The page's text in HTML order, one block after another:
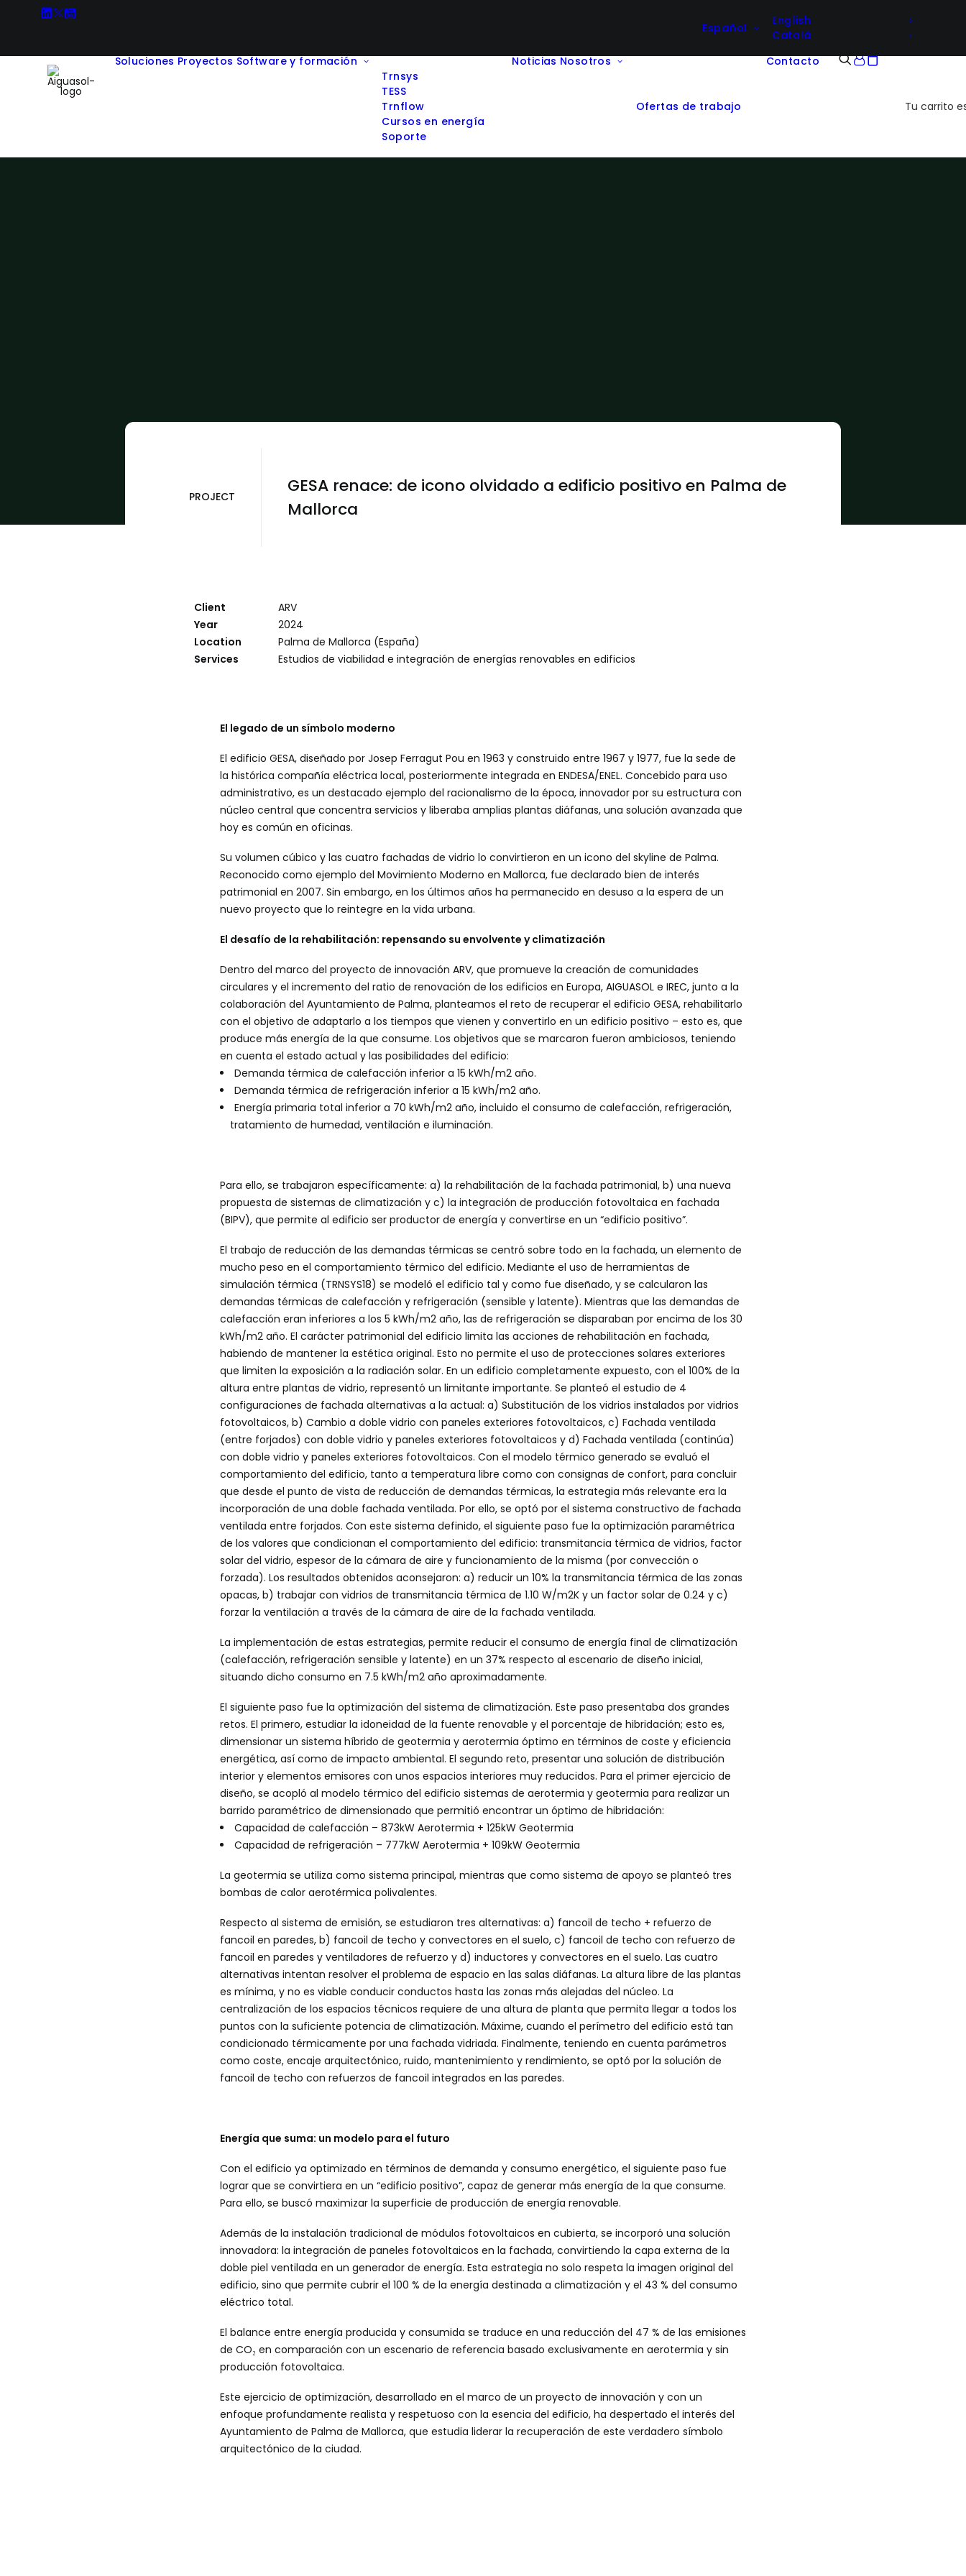
Español
English
Català
Soluciones Proyectos Software y formación
Trnsys
TESS
Trnflow
Cursos en energía
Soporte
Noticias Nosotros
Ofertas de trabajo
Contacto
Tu carrito
PROJECT
GESA renace: de icono olvidado a edificio positivo en Palma de
Mallorca
Client
ARV
Year
2024
Location
Palma de Mallorca (España)
Services
Estudios de viabilidad e integración de energías renovables en edificios
El legado de un símbolo moderno
El edificio GESA, diseñado por Josep Ferragut Pou en 1963 y construido entre 1967 y 1977, fue la sede de
la histórica compañía eléctrica local, posteriormente integrada en ENDESA/ENEL. Concebido para uso
administrativo, es un destacado ejemplo del racionalismo de la época, innovador por su estructura con
núcleo central que concentra servicios y liberaba amplias plantas diáfanas, una solución avanzada que
hoy es común en oficinas.
Su volumen cúbico y las cuatro fachadas de vidrio lo convirtieron en un icono del skyline de Palma.
Reconocido como ejemplo del Movimiento Moderno en Mallorca, fue declarado bien de interés
patrimonial en 2007. Sin embargo, en los últimos años ha permanecido en desuso a la espera de un
nuevo proyecto que lo reintegre en la vida urbana.
El desafío de la rehabilitación: repensando su envolvente y climatización
Dentro del marco del proyecto de innovación ARV, que promueve la creación de comunidades
circulares y el incremento del ratio de renovación de los edificios en Europa, AIGUASOL e IREC, junto a la
colaboración del Ayuntamiento de Palma, planteamos el reto de recuperar el edificio GESA, rehabilitarlo
con el objetivo de adaptarlo a los tiempos que vienen y convertirlo en un edificio positivo – esto es, que
produce más energía de la que consume. Los objetivos que se marcaron fueron ambiciosos, teniendo
en cuenta el estado actual y las posibilidades del edificio:
Demanda térmica de calefacción inferior a 15 kWh/m2 año.
Demanda térmica de refrigeración inferior a 15 kWh/m2 año.
Energía primaria total inferior a 70 kWh/m2 año, incluido el consumo de calefacción, refrigeración,
tratamiento de humedad, ventilación e iluminación.
Para ello, se trabajaron específicamente: a) la rehabilitación de la fachada patrimonial, b) una nueva
propuesta de sistemas de climatización y c) la integración de producción fotovoltaica en fachada
(BIPV), que permite al edificio ser productor de energía y convertirse en un “edificio positivo”.
El trabajo de reducción de las demandas térmicas se centró sobre todo en la fachada, un elemento de
mucho peso en el comportamiento térmico del edificio. Mediante el uso de herramientas de
simulación térmica (TRNSYS18) se modeló el edificio tal y como fue diseñado, y se calcularon las
demandas térmicas de calefacción y refrigeración (sensible y latente). Mientras que las demandas de
calefacción eran inferiores a los 5 kWh/m2 año, las de refrigeración se disparaban por encima de los 30
kWh/m2 año. El carácter patrimonial del edificio limita las acciones de rehabilitación en fachada,
habiendo de mantener la estética original. Esto no permite el uso de protecciones solares exteriores
que limiten la exposición a la radiación solar. En un edificio completamente expuesto, con el 100% de la
altura entre plantas de vidrio, representó un limitante importante. Se planteó el estudio de 4
configuraciones de fachada alternativas a la actual: a) Substitución de los vidrios instalados por vidrios
fotovoltaicos, b) Cambio a doble vidrio con paneles exteriores fotovoltaicos, c) Fachada ventilada
(entre forjados) con doble vidrio y paneles exteriores fotovoltaicos y d) Fachada ventilada (continúa)
con doble vidrio y paneles exteriores fotovoltaicos. Con el modelo térmico generado se evaluó el
comportamiento del edificio, tanto a temperatura libre como con consignas de confort, para concluir
que desde el punto de vista de reducción de demandas térmicas, la estrategia más relevante era la
incorporación de una doble fachada ventilada. Por ello, se optó por el sistema constructivo de fachada
ventilada entre forjados. Con este sistema definido, el siguiente paso fue la optimización paramétrica
de los valores que condicionan el comportamiento del edificio: transmitancia térmica de vidrios, factor
solar del vidrio, espesor de la cámara de aire y funcionamiento de la misma (por convección o
forzada). Los resultados obtenidos aconsejaron: a) reducir un 10% la transmitancia térmica de las zonas
opacas, b) trabajar con vidrios de transmitancia térmica de 1.10 W/m2K y un factor solar de 0.24 y c)
forzar la ventilación a través de la cámara de aire de la fachada ventilada.
La implementación de estas estrategias, permite reducir el consumo de energía final de climatización
(calefacción, refrigeración sensible y latente) en un 37% respecto al escenario de diseño inicial,
situando dicho consumo en 7.5 kWh/m2 año aproximadamente.
El siguiente paso fue la optimización del sistema de climatización. Este paso presentaba dos grandes
retos. El primero, estudiar la idoneidad de la fuente renovable y el porcentaje de hibridación; esto es,
dimensionar un sistema híbrido de geotermia y aerotermia óptimo en términos de coste y eficiencia
energética, así como de impacto ambiental. El segundo reto, presentar una solución de distribución
interior y elementos emisores con unos espacios interiores muy reducidos. Para el primer ejercicio de
diseño, se acopló al modelo térmico del edificio sistemas de aerotermia y geotermia para realizar un
barrido paramétrico de dimensionado que permitió encontrar un óptimo de hibridación:
Capacidad de calefacción – 873kW Aerotermia + 125kW Geotermia
Capacidad de refrigeración – 777kW Aerotermia + 109kW Geotermia
La geotermia se utiliza como sistema principal, mientras que como sistema de apoyo se planteó tres
bombas de calor aerotérmica polivalentes.
Respecto al sistema de emisión, se estudiaron tres alternativas: a) fancoil de techo + refuerzo de
fancoil en paredes, b) fancoil de techo y convectores en el suelo, c) fancoil de techo con refuerzo de
fancoil en paredes y ventiladores de refuerzo y d) inductores y convectores en el suelo. Las cuatro
alternativas intentan resolver el problema de espacio en las salas diáfanas. La altura libre de las plantas
es mínima, y no es viable conducir conductos hasta las zonas más alejadas del núcleo. La
centralización de los espacios técnicos requiere de una altura de planta que permita llegar a todos los
puntos con la suficiente potencia de climatización. Máxime, cuando el perímetro del edificio está tan
condicionado térmicamente por una fachada vidriada. Finalmente, teniendo en cuenta parámetros
como coste, encaje arquitectónico, ruido, mantenimiento y rendimiento, se optó por la solución de
fancoil de techo con refuerzos de fancoil integrados en las paredes.
Energía que suma: un modelo para el futuro
Con el edificio ya optimizado en términos de demanda y consumo energético, el siguiente paso fue
lograr que se convirtiera en un “edificio positivo”, capaz de generar más energía de la que consume.
Para ello, se buscó maximizar la superficie de producción de energía renovable.
Además de la instalación tradicional de módulos fotovoltaicos en cubierta, se incorporó una solución
innovadora: la integración de paneles fotovoltaicos en la fachada, convirtiendo la capa externa de la
doble piel ventilada en un generador de energía. Esta estrategia no solo respeta la imagen original del
edificio, sino que permite cubrir el 100 % de la energía destinada a climatización y el 43 % del consumo
eléctrico total.
El balance entre energía producida y consumida se traduce en una reducción del 47 % de las emisiones
de CO₂ en comparación con un escenario de referencia basado exclusivamente en aerotermia y sin
producción fotovoltaica.
Este ejercicio de optimización, desarrollado en el marco de un proyecto de innovación y con un
enfoque profundamente realista y respetuoso con la esencia del edificio, ha despertado el interés del
Ayuntamiento de Palma de Mallorca, que estudia liderar la recuperación de este verdadero símbolo
arquitectónico de la ciudad.